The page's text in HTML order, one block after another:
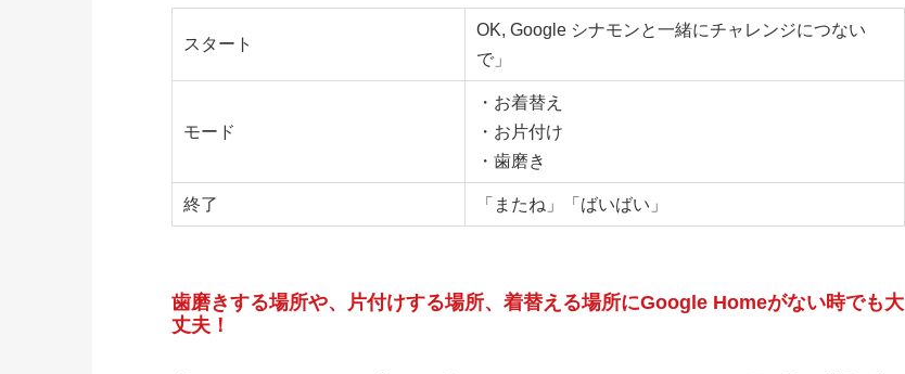
スタート
OK, Google シナモンと一緒にチャレンジにつない
で」
モード
・お着替え
・お片付け
・歯磨き
終了 「またね」「ばいばい」
歯磨きする場所や、片付けする場所、着替える場所にGoogle Homeがない時でも大
丈夫！